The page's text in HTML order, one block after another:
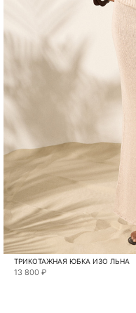
ТРИКОТАЖНАЯ ЮБКА ИЗО ЛЬНА
13 800 ₽